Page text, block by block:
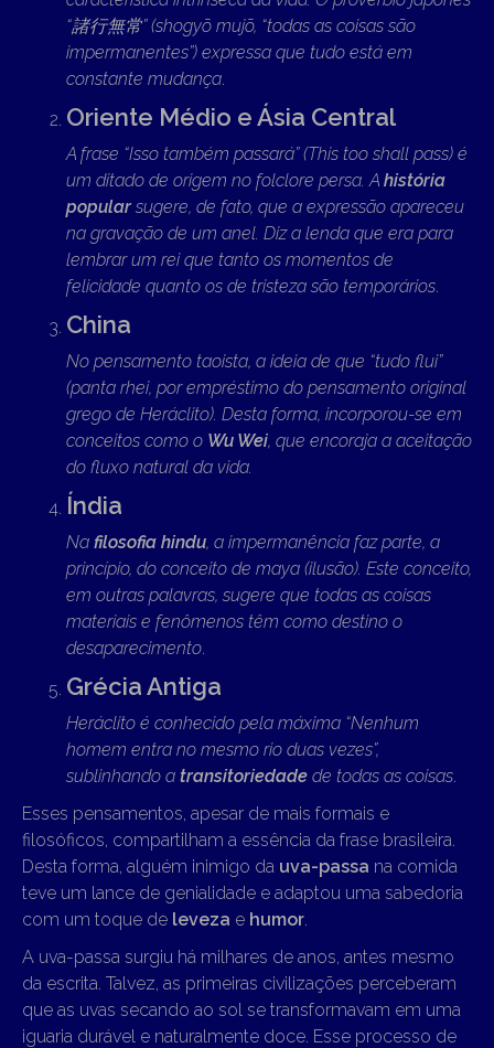
“諸行無常” (shogyō mujō, “todas as coisas são
impermanentes”) expressa que tudo está em
constante mudança
Oriente Médio e Ásia Central
A frase “Isso também passará” (This too shall pass) é
um ditado de origem no folclore persa. A história
popularsugere, de fato, que a expressão apareceu
na gravação de um anel. Diz a lenda que era para
lembrar um rei que tanto os momentos de
felicidade quanto os de tristeza são temporários
China
No pensamento taoista, a ideia de que “tudo flui”
(panta rhei, por empréstimo do pensamento original
grego de Heráclito). Desta forma, incorporou-se em
conceitos como o Wu Wei, que encoraja a aceitação
do fluxo natural da vida.
Índia
Na filosofia hindu, a impermanência faz parte, a
princípio, do conceito de maya (ilusão). Este conceito,
em outras palavras, sugere que todas as coisas
materiais e fenômenos têm como destino o
desaparecimento
Grécia Antiga
Heráclito é conhecido pela máxima “Nenhum
homem entra no mesmo rio duas vezes”,
sublinhando a transitoriedade de todas as coisas
Esses pensamentos, apesar de mais formais e
filosóficos, compartilham a essência da frase brasileira.
Desta forma, alguém inimigo da uva-passa na comida
teve um lance de genialidade e adaptou uma sabedoria
com um toque de leveza e humor
A uva-passa surgiu há milhares de anos, antes mesmo
da escrita. Talvez, as primeiras civilizações perceberam
que as uvas secando ao sol se transformavam em uma
iguaria durável e naturalmente doce. Esse processo de